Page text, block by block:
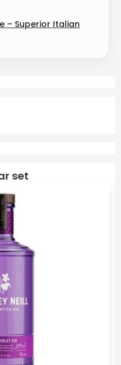
– Superior Italian
set